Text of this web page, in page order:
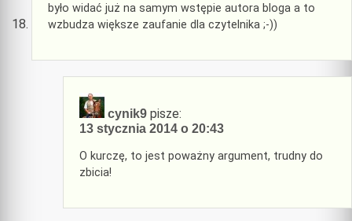
było widać już na samym wstępie autora bloga a to
wzbudza większe zaufanie dla czytelnika ;-))
cynik9 pisze:
13 stycznia 2014 o 20:43
O kurczę, to jest poważny argument, trudny do
zbicia!